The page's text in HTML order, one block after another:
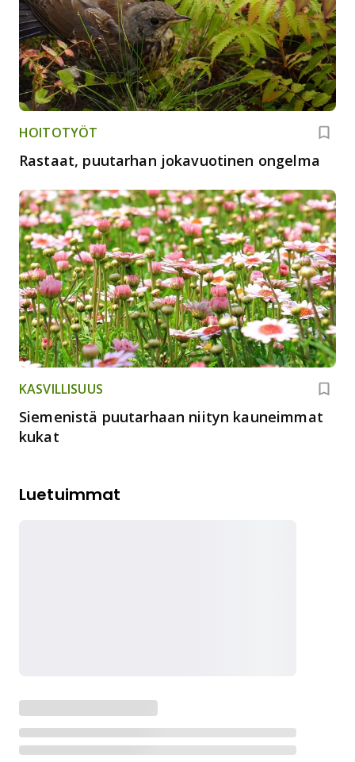
HOITOTYÖT
Rastaat, puutarhan jokavuotinen ongelma
KASVILLISUUS
Siemenistä puutarhaan niityn kauneimmat
kukat
Luetuimmat